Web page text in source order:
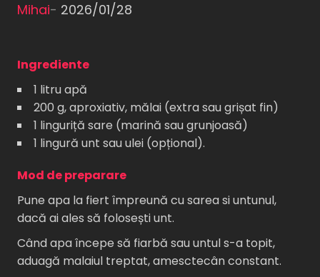
Mihai- 2026/01/28
Ingrediente
1 litru apă
200 g, aproxiativ, mălai (extra sau grișat fin)
1 linguriță sare (marină sau grunjoasă)
1 lingură unt sau ulei (opțional).
Mod de preparare
Pune apa la fiert împreună cu sarea si untunul,
dacă ai ales să folosești unt.
Când apa începe să fiarbă sau untul s-a topit,
aduagă malaiul treptat, amesctecân constant.